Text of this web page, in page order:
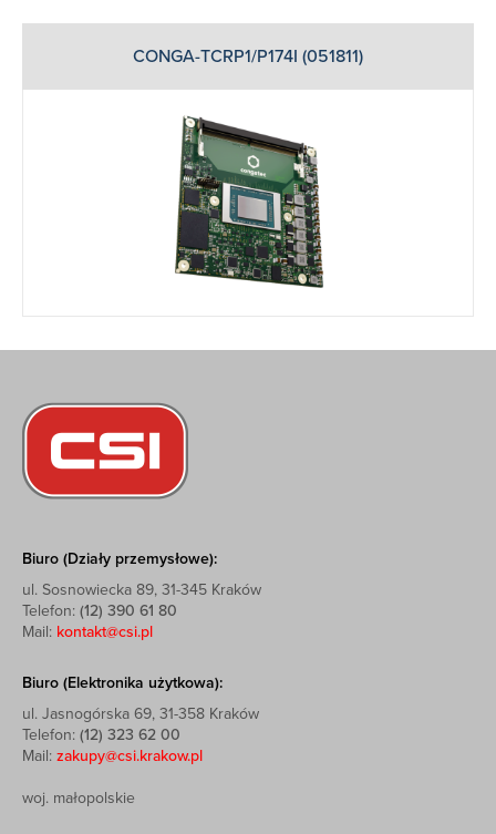
CONGA-TCRP1/P174I (051811)
Biuro (Działy przemysłowe):
ul. Sosnowiecka 89, 31-345 Kraków
Telefon: (12) 390 61 80
Mail: kontakt@csi.pl
Biuro (Elektronika użytkowa):
ul. Jasnogórska 69, 31-358 Kraków
Telefon: (12) 323 62 00
Mail: zakupy@csi.krakow.pl
woj. małopolskie